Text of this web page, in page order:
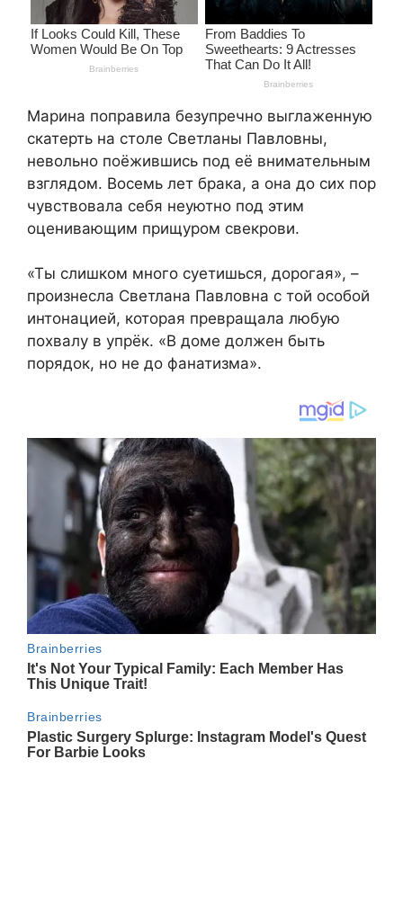
Марина поправила безупречно выглаженную
скатерть на столе Светланы Павловны,
невольно поёжившись под её внимательным
взглядом. Восемь лет брака, а она до сих пор
чувствовала себя неуютно под этим
оценивающим прищуром свекрови.
«Ты слишком много суетишься, дорогая», –
произнесла Светлана Павловна с той особой
интонацией, которая превращала любую
похвалу в упрёк. «В доме должен быть
порядок, но не до фанатизма».